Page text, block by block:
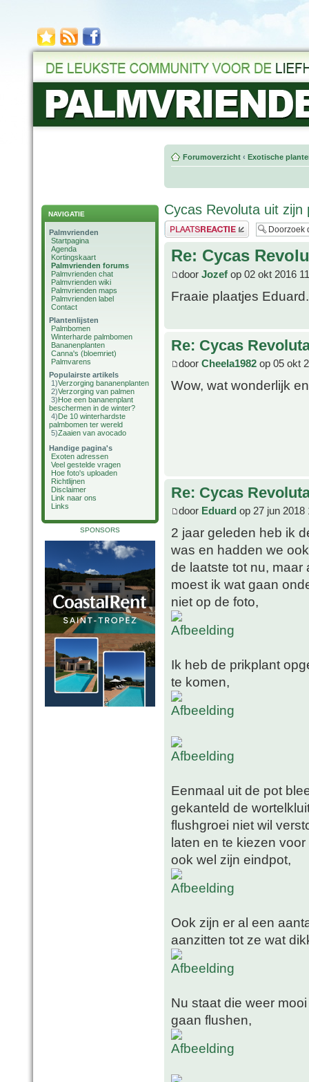
NAVIGATIE
Palmvrienden
Startpagina
Agenda
Kortingskaart
Palmvrienden forums
Palmvrienden chat
Palmvrienden wiki
Palmvrienden maps
Palmvrienden label
Contact
Plantenlijsten
Palmbomen
Winterharde palmbomen
Bananenplanten
Canna's (bloemriet)
Palmvarens
Populairste artikels
1)Verzorging bananenplanten
2)Verzorging van palmen
3)Hoe een bananenplant
beschermen in de winter?
4)De 10 winterhardste
palmbomen ter wereld
5)Zaaien van avocado
Handige pagina's
Exoten adressen
Veel gestelde vragen
Hoe foto's uploaden
Richtlijnen
Disclaimer
Link naar ons
Links
SPONSORS
Forumoverzicht ‹ Exotische
Cycas Revoluta uit zijn
Plaats een reactie
Re: Cycas
door Jozef op 02 okt 2016
Fraaie plaatjes
Re: Cycas
door Cheela1982 op 05 okt
Wow, wat wonderlijk
Re: Cycas
door Eduard op 27 jun 2018
2 jaar geleden heb ik
was en hadden we
de laatste tot nu,
moest ik wat gaan
niet op de foto,
Ik heb de prikplant
te komen,
Eenmaal uit de pot
gekanteld de
flushgroei niet wil
laten en te kiezen
ook wel zijn eindpot,
Ook zijn er al een
aanzitten tot ze wat
Nu staat die weer
gaan flushen,